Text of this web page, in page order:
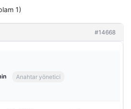
1)
#14668
Anahtar yönetici